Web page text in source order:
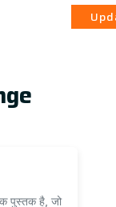
आज़ादी का भ्रम
पुस्तक है, जो